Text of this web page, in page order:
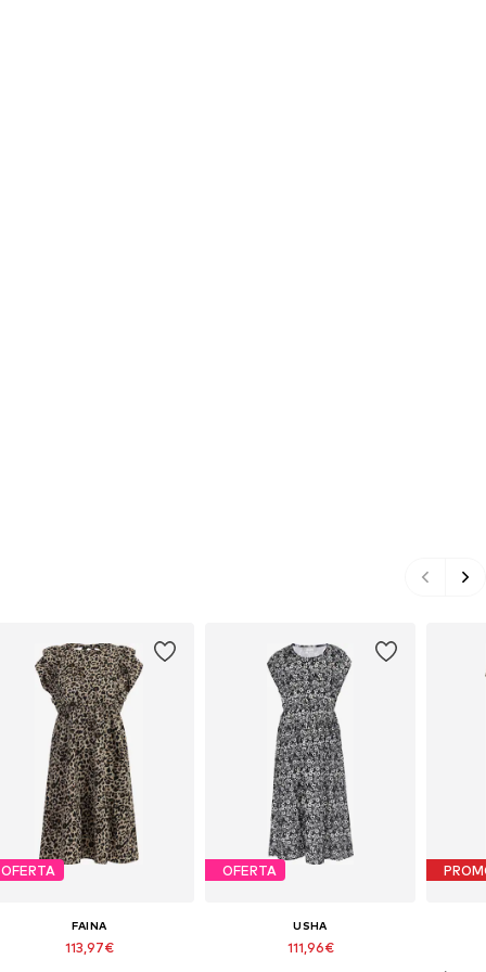
OFERTA
FAINA
113,97€
OFERTA
USHA
111,96€